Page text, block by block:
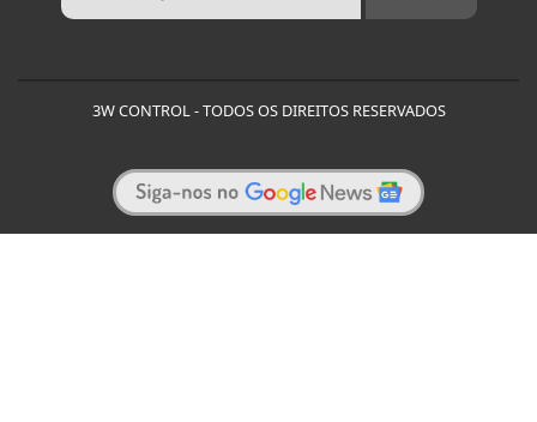
3W CONTROL - TODOS OS DIREITOS RESERVADOS